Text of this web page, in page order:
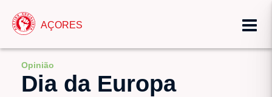
AÇORES
Opinião
Dia da Europa